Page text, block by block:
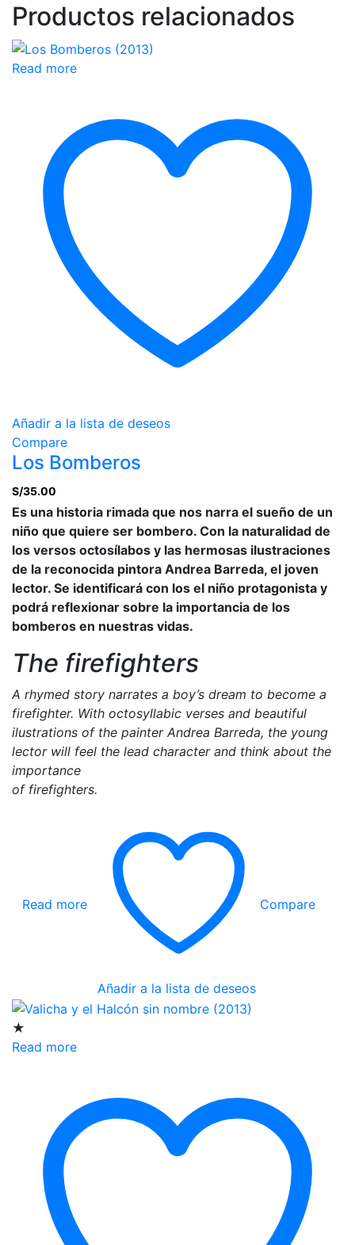
Productos relacionados
Read more
Añadir a la lista de deseos
Compare
Los Bomberos
S/35.00
Es una historia rimada que nos narra el sueño de un
niño que quiere ser bombero. Con la naturalidad de
los versos octosílabos y las hermosas ilustraciones
de la reconocida pintora Andrea Barreda, el joven
lector. Se identificará con los el niño protagonista y
podrá reflexionar sobre la importancia de los
bomberos en nuestras vidas.
The firefighters
A rhymed story narrates a boy’s dream to become a
firefighter. With octosyllabic verses and beautiful
ilustrations of the painter Andrea Barreda, the young
lector will feel the lead character and think about the
importance
of firefighters.
Read more
Añadir a la lista de deseos
Compare
★
Read more